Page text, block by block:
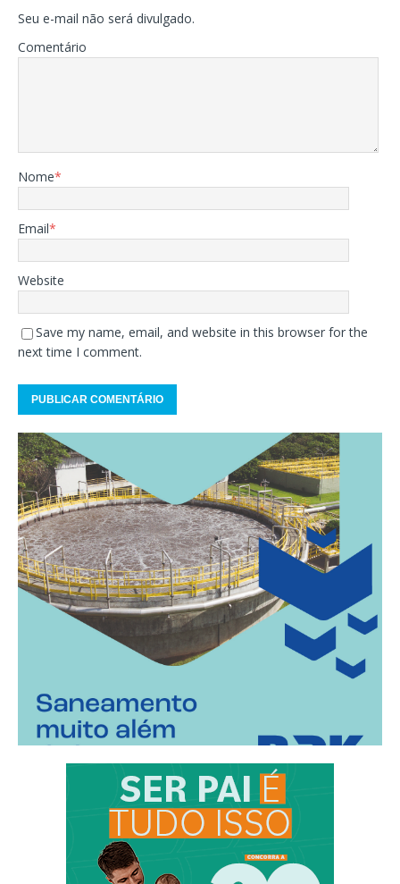
Seu e-mail não será divulgado.
Comentário
Nome*
Email*
Website
Save my name, email, and website in this browser for the
next time I comment.